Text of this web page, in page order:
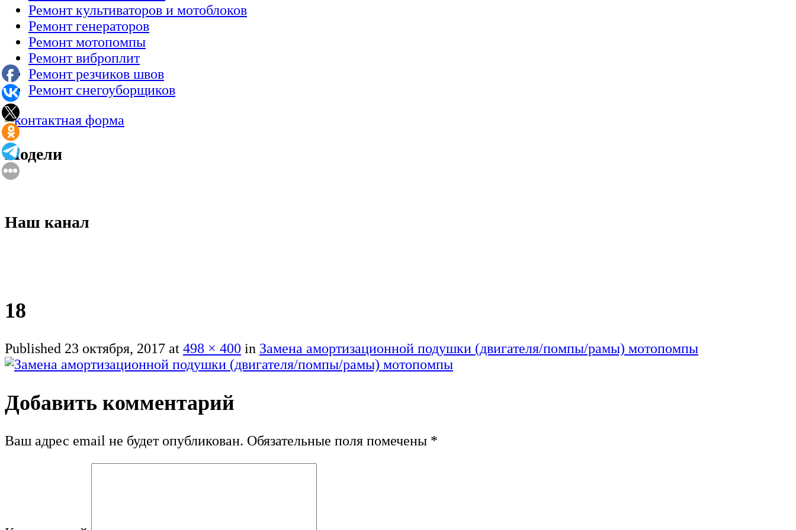
Ремонт культиваторов и мотоблоков
Ремонт генераторов
Ремонт мотопомпы
Ремонт виброплит
Ремонт резчиков швов
Ремонт снегоуборщиков
Модели
Наш канал
18
Published 23 октября, 2017 at 498 × 400 in Замена амортизационной подушки (двигателя/помпы/рамы) мотопомпы
Добавить комментарий
Ваш адрес email не будет опубликован. Обязательные поля помечены *